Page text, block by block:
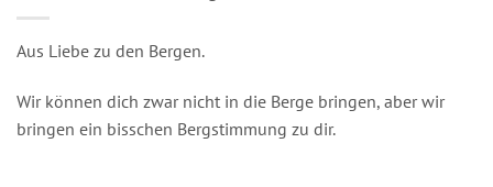
Aus Liebe zu den Bergen.
Wir können dich zwar nicht in die Berge bringen, aber wir
bringen ein bisschen Bergstimmung zu dir.